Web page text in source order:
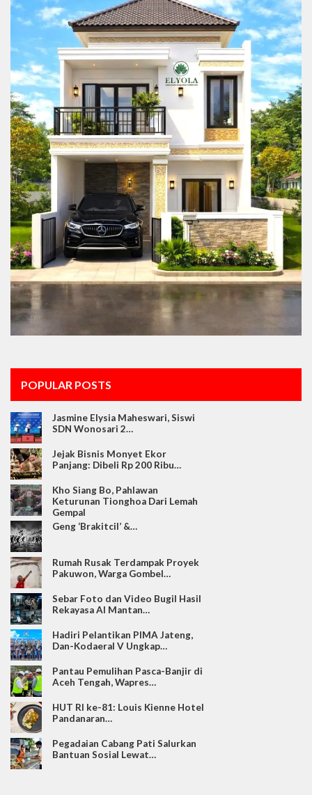
POPULAR POSTS
Jasmine Elysia Maheswari, Siswi
SDN Wonosari 2…
Jejak Bisnis Monyet Ekor
Panjang: Dibeli Rp 200 Ribu…
Kho Siang Bo, Pahlawan
Keturunan Tionghoa Dari Lemah
Gempal
Geng ‘Brakitcil’ &…
Rumah Rusak Terdampak Proyek
Pakuwon, Warga Gombel…
Sebar Foto dan Video Bugil Hasil
Rekayasa AI Mantan…
Hadiri Pelantikan PIMA Jateng,
Dan-Kodaeral V Ungkap…
Pantau Pemulihan Pasca-Banjir di
Aceh Tengah, Wapres…
HUT RI ke-81: Louis Kienne Hotel
Pandanaran…
Pegadaian Cabang Pati Salurkan
Bantuan Sosial Lewat…